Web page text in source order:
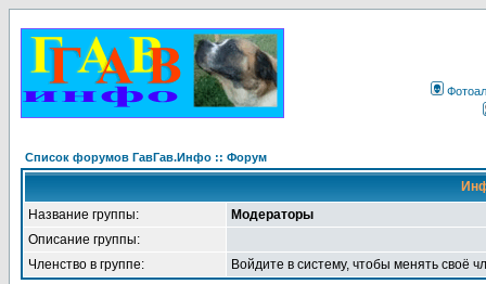
Список форумов ГавГав.Инфо :: Форум
Название группы:
Модераторы
Описание группы:
Членство в группе:
Войдите в систему, чтобы менять своё